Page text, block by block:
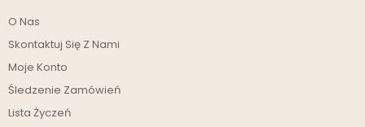
O Nas
Skontaktuj Się Z Nami
Moje Konto
Śledzenie Zamówień
Lista Życzeń